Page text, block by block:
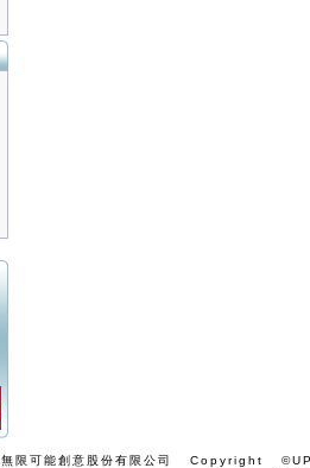
無限可能創意股份有限公司 Copyright